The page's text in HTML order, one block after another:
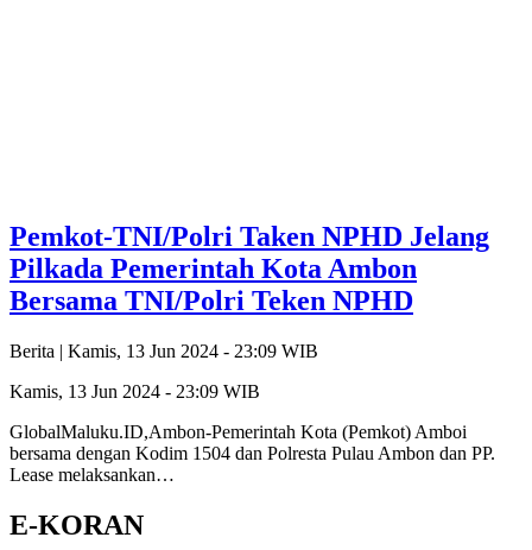
Pemkot-TNI/Polri Taken NPHD Jelang
Pilkada Pemerintah Kota Ambon
Bersama TNI/Polri Teken NPHD
Berita | Kamis, 13 Jun 2024 - 23:09 WIB
Kamis, 13 Jun 2024 - 23:09 WIB
GlobalMaluku.ID,Ambon-Pemerintah Kota (Pemkot) Amboi
bersama dengan Kodim 1504 dan Polresta Pulau Ambon dan PP.
Lease melaksankan…
E-KORAN